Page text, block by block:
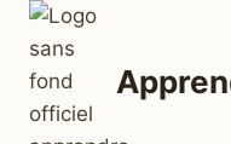
Aller
contenu